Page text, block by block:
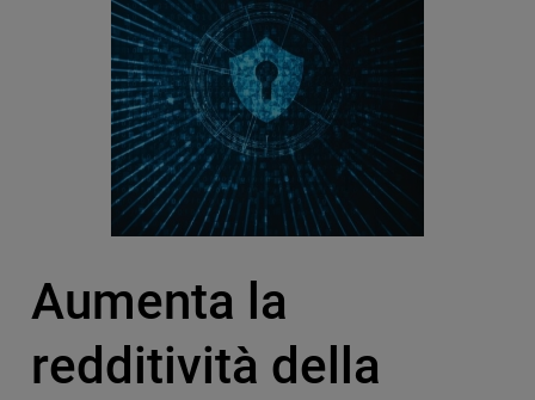
Aumenta la
redditività della